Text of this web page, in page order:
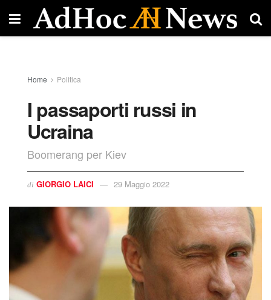
Home Politica
I passaporti russi in
Ucraina
Boomerang per Kiev
di GIORGIO LAICI 29 Maggio 2022